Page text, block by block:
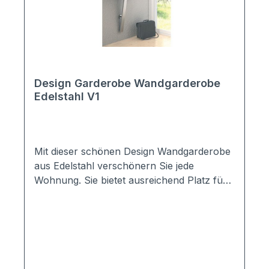
Design Garderobe Wandgarderobe
Edelstahl V1
Mit dieser schönen Design Wandgarderobe
aus Edelstahl verschönern Sie jede
Wohnung. Sie bietet ausreichend Platz für